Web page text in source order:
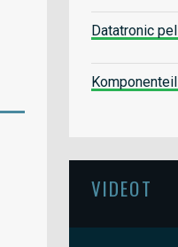
Datatronic
VIDEOT